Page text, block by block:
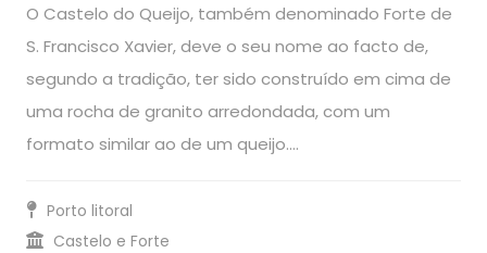
O Castelo do Queijo, também denominado Forte de
S. Francisco Xavier, deve o seu nome ao facto de,
segundo a tradição, ter sido construído em cima de
uma rocha de granito arredondada, com um
formato similar ao de um queijo.…
Porto litoral
Castelo e Forte